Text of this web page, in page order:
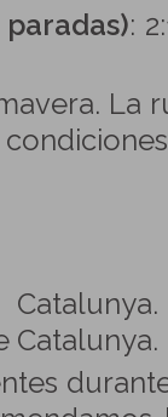
:
La
Catalunya.